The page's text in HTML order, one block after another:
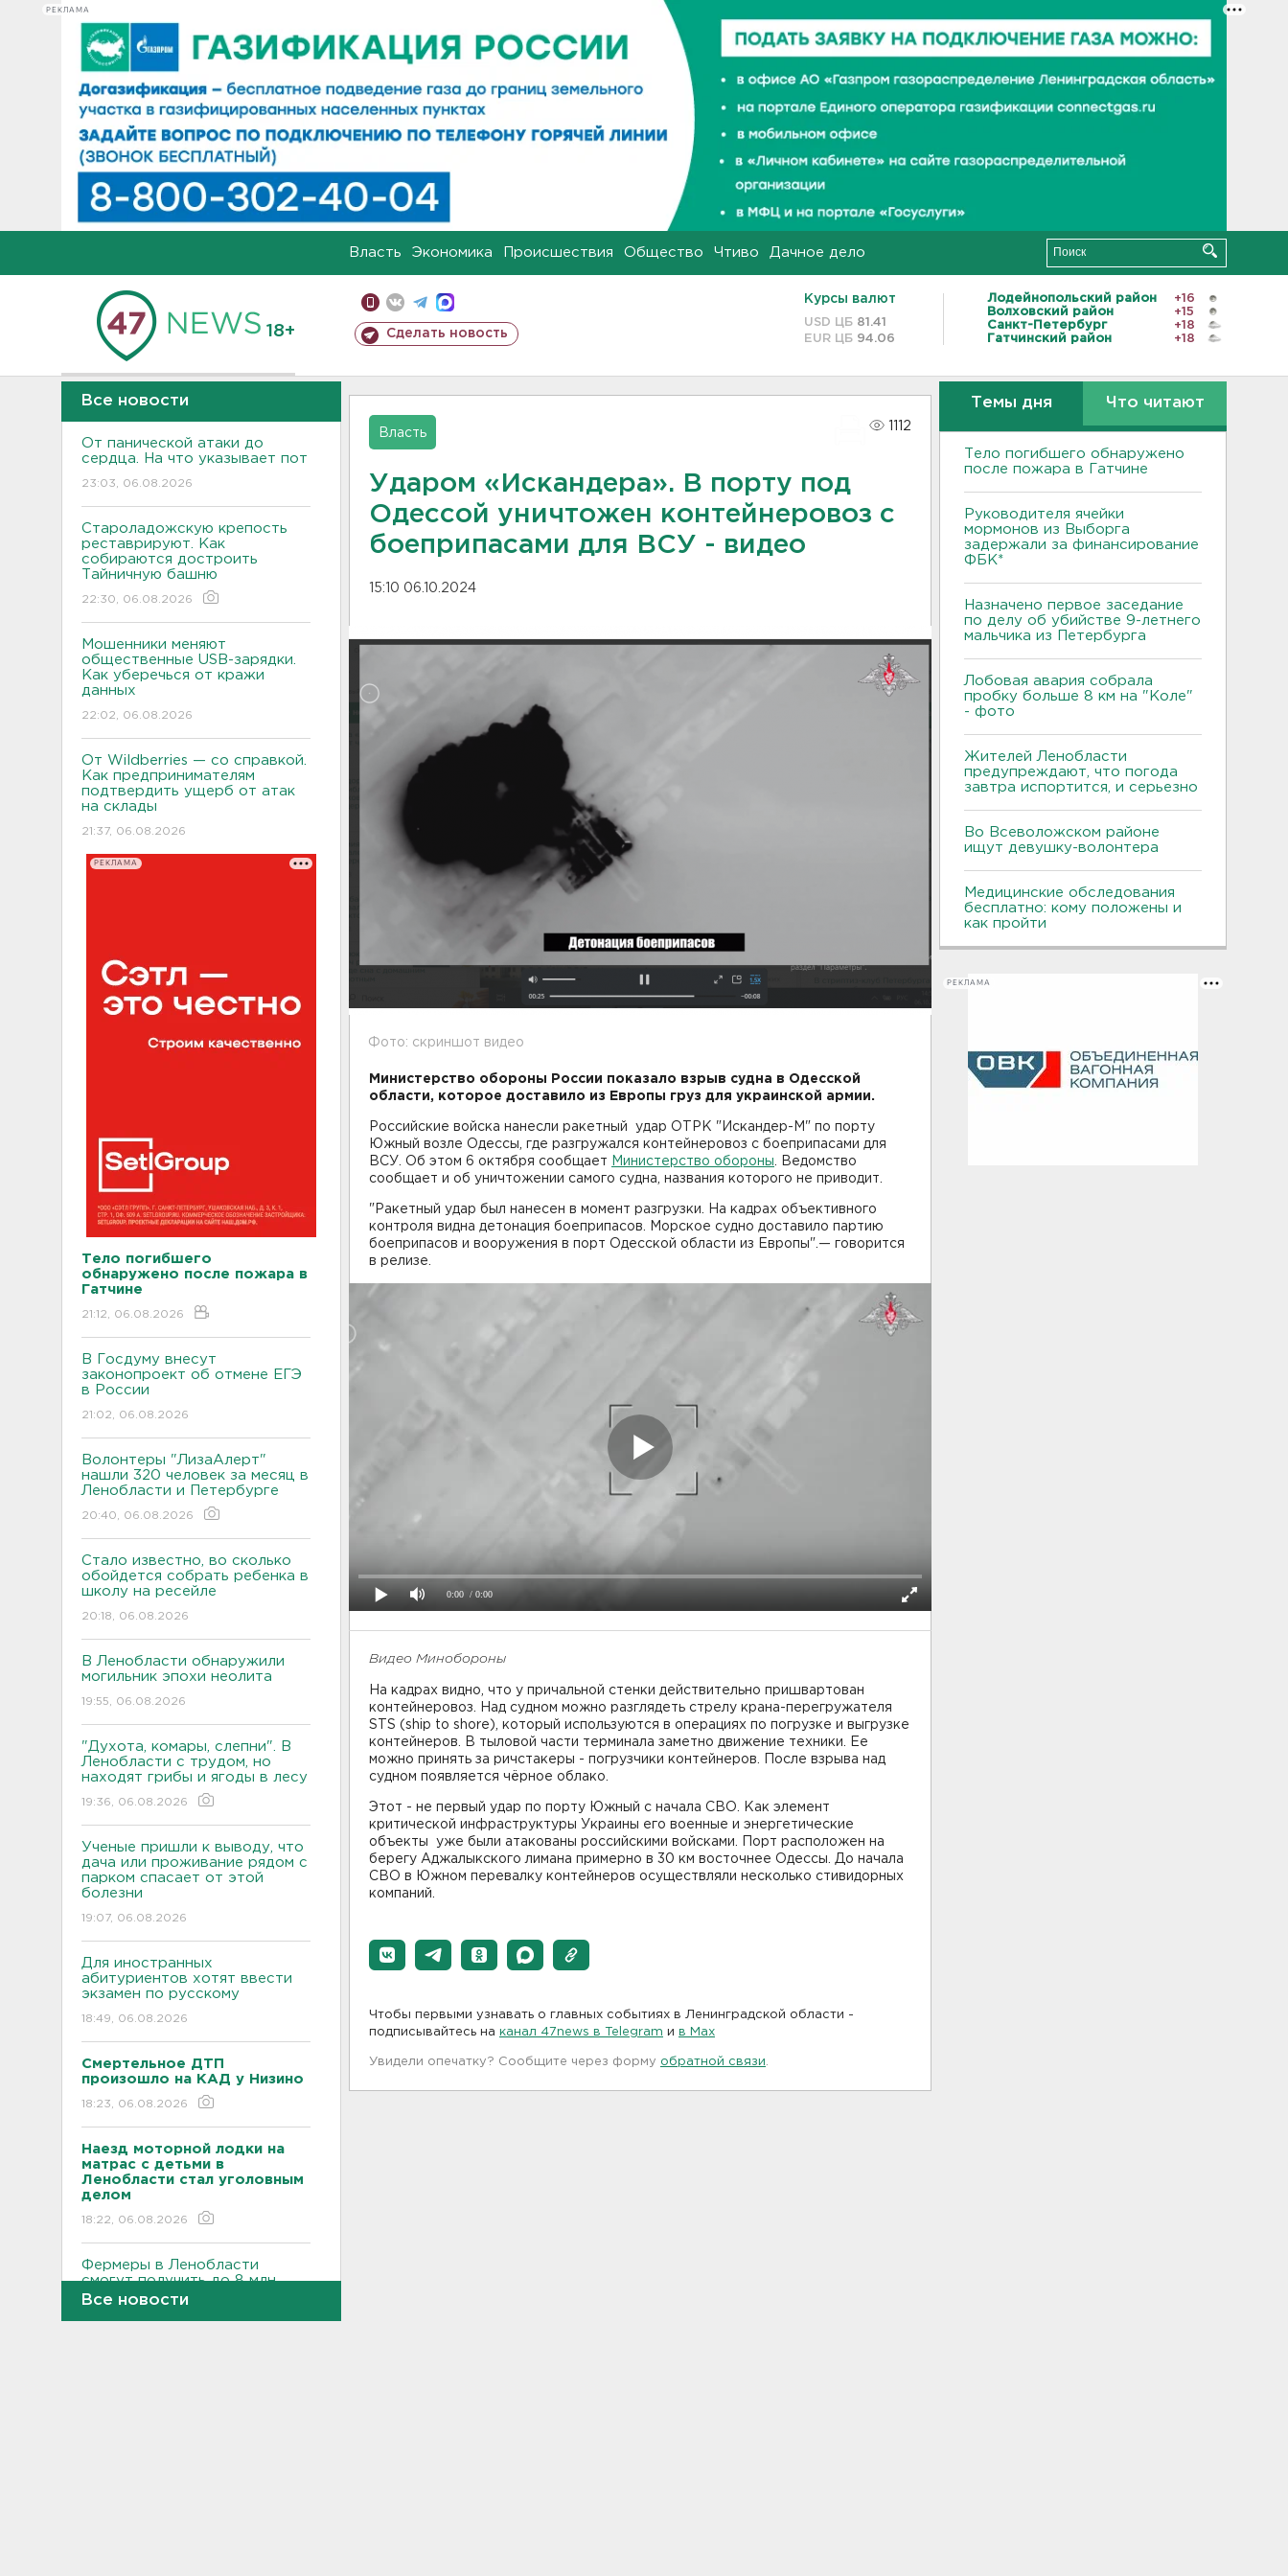
РЕКЛАМА
Власть Экономика Происшествия Общество Чтиво Дачное дело
18+ Сделать новость
Курсы валют
USD ЦБ 81.41
EUR ЦБ 94.06
Лодейнопольский район
+16
Волховский район
+15
Санкт-Петербург
+18
Гатчинский район
+18
Все новости
От панической атаки до
сердца. На что указывает пот
23:03, 06.08.2026
Староладожскую крепость
реставрируют. Как
собираются достроить
Тайничную башню
22:30, 06.08.2026
Мошенники меняют
общественные USB-зарядки.
Как уберечься от кражи
данных
22:02, 06.08.2026
От Wildberries — со справкой.
Как предпринимателям
подтвердить ущерб от атак
на склады
21:37, 06.08.2026
РЕКЛАМА
Тело погибшего
обнаружено после пожара в
Гатчине
21:12, 06.08.2026
В Госдуму внесут
законопроект об отмене ЕГЭ
в России
21:02, 06.08.2026
Волонтеры "ЛизаАлерт"
нашли 320 человек за месяц в
Ленобласти и Петербурге
20:40, 06.08.2026
Стало известно, во сколько
обойдется собрать ребенка в
школу на ресейле
20:18, 06.08.2026
В Ленобласти обнаружили
могильник эпохи неолита
19:55, 06.08.2026
"Духота, комары, слепни". В
Ленобласти с трудом, но
находят грибы и ягоды в лесу
19:36, 06.08.2026
Ученые пришли к выводу, что
дача или проживание рядом с
парком спасает от этой
болезни
19:07, 06.08.2026
Для иностранных
абитуриентов хотят ввести
экзамен по русскому
18:49, 06.08.2026
Смертельное ДТП
произошло на КАД у Низино
18:23, 06.08.2026
Наезд моторной лодки на
матрас с детьми в
Ленобласти стал уголовным
делом
18:22, 06.08.2026
Фермеры в Ленобласти
смогут получить до 8 млн
рублей на развитие
Все новости
Власть
1112
Ударом «Искандера». В порту под
Одессой уничтожен контейнеровоз с
боеприпасами для ВСУ - видео
15:10 06.10.2024
Фото: скриншот видео
Министерство обороны России показало взрыв судна в Одесской
области, которое доставило из Европы груз для украинской армии.
Российские войска нанесли ракетный удар ОТРК "Искандер-М" по порту
Южный возле Одессы, где разгружался контейнеровоз с боеприпасами для
ВСУ. Об этом 6 октября сообщает
Министерство обороны . Ведомство
сообщает и об уничтожении самого судна, названия которого не приводит.
"Ракетный удар был нанесен в момент разгрузки. На кадрах объективного
контроля видна детонация боеприпасов. Морское судно доставило партию
боеприпасов и вооружения в порт Одесской области из Европы".— говорится
в релизе.
0:00 / 0:00
Видео Минобороны
На кадрах видно, что у причальной стенки действительно пришвартован
контейнеровоз. Над судном можно разглядеть стрелу крана-перегружателя
STS (ship to shore), который используются в операциях по погрузке и выгрузке
контейнеров. В тыловой части терминала заметно движение техники. Ее
можно принять за ричстакеры - погрузчики контейнеров. После взрыва над
судном появляется чёрное облако.
Этот - не первый удар по порту Южный с начала СВО. Как элемент
критической инфраструктуры Украины его военные и энергетические
объекты уже были атакованы российскими войсками. Порт расположен на
берегу Аджалыкского лимана примерно в 30 км восточнее Одессы. До начала
СВО в Южном перевалку контейнеров осуществляли несколько стивидорных
компаний.
Чтобы первыми узнавать о главных событиях в Ленинградской области -
подписывайтесь на канал 47news в Telegram и в Maх
Увидели опечатку? Сообщите через форму обратной связи
Темы дня Что читают
Тело погибшего обнаружено
после пожара в Гатчине
Руководителя ячейки
мормонов из Выборга
задержали за финансирование
ФБК*
Назначено первое заседание
по делу об убийстве 9-летнего
мальчика из Петербурга
Лобовая авария собрала
пробку больше 8 км на "Коле"
- фото
Жителей Ленобласти
предупреждают, что погода
завтра испортится, и серьезно
Во Всеволожском районе
ищут девушку-волонтера
Медицинские обследования
бесплатно: кому положены и
как пройти
РЕКЛАМА